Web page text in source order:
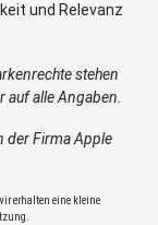
und Relevanz
stehen
auf alle Angaben.
der Firma Apple
erhalten eine kleine